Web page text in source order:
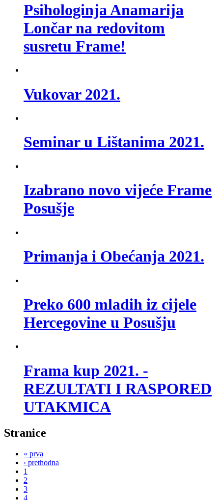
Psihologinja Anamarija
Lončar na redovitom
susretu Frame!
Vukovar 2021.
Seminar u Lištanima 2021.
Izabrano novo vijeće Frame
Posušje
Primanja i Obećanja 2021.
Preko 600 mladih iz cijele
Hercegovine u Posušju
Frama kup 2021. -
REZULTATI I RASPORED
UTAKMICA
Stranice
« prva
‹ prethodna
1
2
3
4